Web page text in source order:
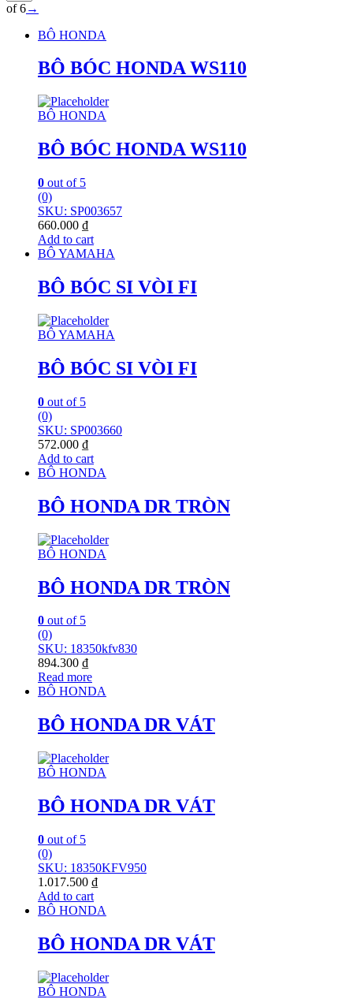
of 6→
BÔ HONDA
BÔ BÓC HONDA WS110
BÔ HONDA
BÔ BÓC HONDA WS110
0 out of 5
(0)
SKU: SP003657
660.000 ₫
Add to cart
BÔ YAMAHA
BÔ BÓC SI VÒI FI
BÔ YAMAHA
BÔ BÓC SI VÒI FI
0 out of 5
(0)
SKU: SP003660
572.000 ₫
Add to cart
BÔ HONDA
BÔ HONDA DR TRÒN
BÔ HONDA
BÔ HONDA DR TRÒN
0 out of 5
(0)
SKU: 18350kfv830
894.300 ₫
Read more
BÔ HONDA
BÔ HONDA DR VÁT
BÔ HONDA
BÔ HONDA DR VÁT
0 out of 5
(0)
SKU: 18350KFV950
1.017.500 ₫
Add to cart
BÔ HONDA
BÔ HONDA DR VÁT
BÔ HONDA